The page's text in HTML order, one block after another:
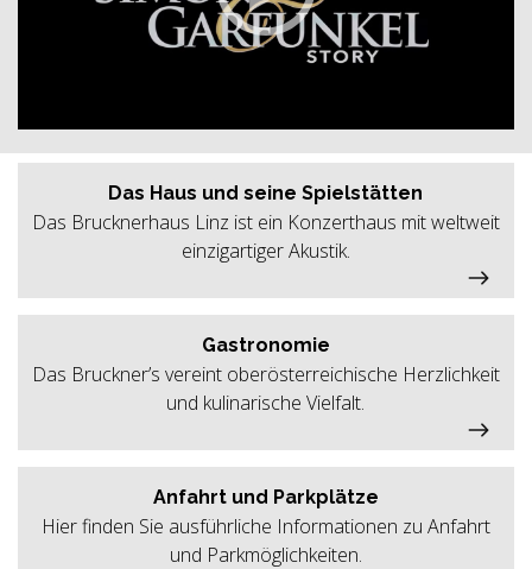
Das Haus und seine Spielstätten
Das Brucknerhaus Linz ist ein Konzerthaus mit weltweit
einzigartiger Akustik.
Gastronomie
Das Bruckner’s vereint oberösterreichische Herzlichkeit
und kulinarische Vielfalt.
Anfahrt und Parkplätze
Hier finden Sie ausführliche Informationen zu Anfahrt
und Parkmöglichkeiten.